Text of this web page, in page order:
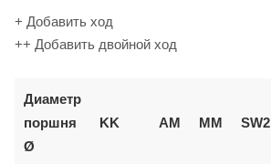
+ Добавить ход
++ Добавить двойной ход
Диаметр
поршня
Ø
KK AM ММ SW2